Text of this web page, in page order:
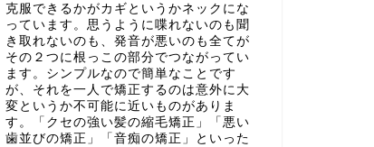
克服できるかがカギというかネックにな
っています。思うように喋れないのも聞
き取れないのも、発音が悪いのも全てが
その２つに根っこの部分でつながってい
ます。シンプルなので簡単なことです
が、それを一人で矯正するのは意外に大
変というか不可能に近いものがありま
す。「クセの強い髪の縮毛矯正」「悪い
歯並びの矯正」「音痴の矯正」といった